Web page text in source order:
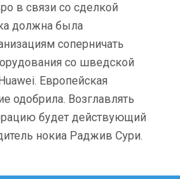
в связи со сделкой
должна была
соперничать
со шведской
Европейская
одобрила. Возглавлять
будет действующий
нокиа Раджив Сури.